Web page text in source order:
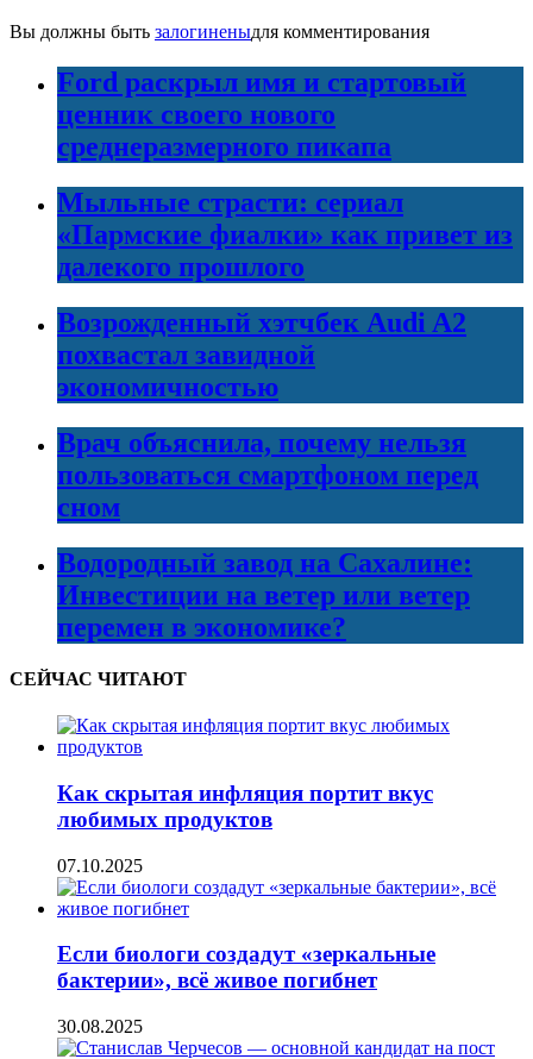
Вы должны быть залогиненыдля комментирования
Ford раскрыл имя и стартовый
ценник своего нового
среднеразмерного пикапа
Мыльные страсти: сериал
«Пармские фиалки» как привет из
далекого прошлого
Возрожденный хэтчбек Audi A2
похвастал завидной
экономичностью
Врач объяснила, почему нельзя
пользоваться смартфоном перед
сном
Водородный завод на Сахалине:
Инвестиции на ветер или ветер
перемен в экономике?
СЕЙЧАС ЧИТАЮТ
Как скрытая инфляция портит вкус
любимых продуктов
07.10.2025
Если биологи создадут «зеркальные
бактерии», всё живое погибнет
30.08.2025